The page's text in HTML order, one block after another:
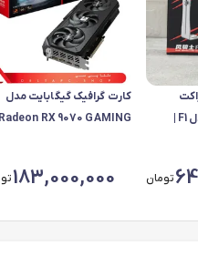
تومان
کارت گرافیک گیگابایت مدل
Radeon RX 9070 GAMING
183,000,000